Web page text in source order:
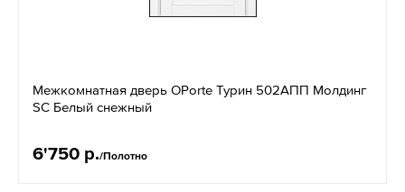
Межкомнатная дверь OPorte Турин 502АПП Молдинг
SC Белый снежный
6'750 р./Полотно